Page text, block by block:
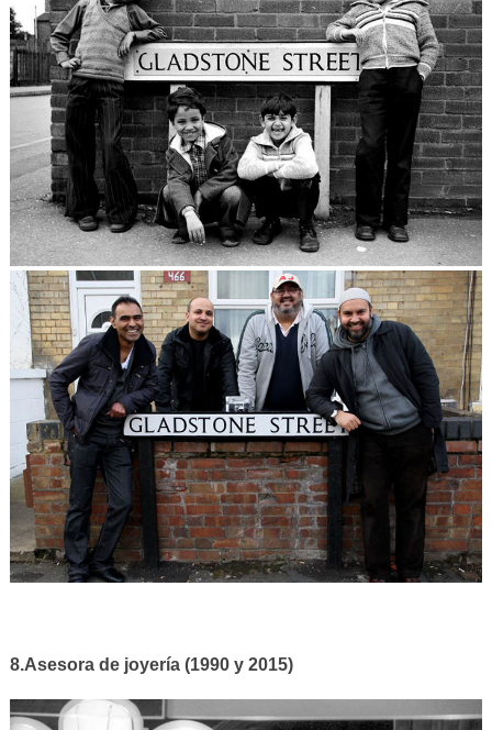
8.Asesora de joyería (1990 y 2015)